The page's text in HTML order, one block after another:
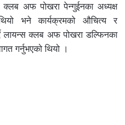
क्लब अफ पोखरा पेन्गुईनका अध्यक्ष
भने कार्यक्रमको औचित्य र
लायन्स क्लब अफ पोखरा डल्फिनका
गर्नुभएको थियो ।